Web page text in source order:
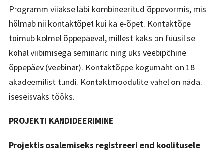
Programm viiakse läbi kombineeritud õppevormis, mis
hõlmab nii kontaktõpet kui ka e-õpet. Kontaktõpe
toimub kolmel õppepäeval, millest kaks on füüsilise
kohal viibimisega seminarid ning üks veebipõhine
õppepäev (veebinar). Kontaktõppe kogumaht on 18
akadeemilist tundi. Kontaktmoodulite vahel on nädal
iseseisvaks tööks.
PROJEKTI KANDIDEERIMINE
Projektis osalemiseks registreeri end koolitusele